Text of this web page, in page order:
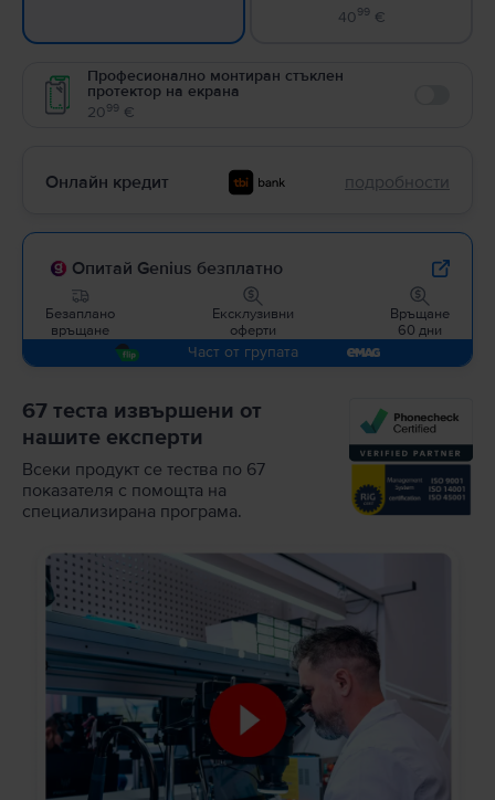
4099€
Професионално монтиран стъклен
протектор на екрана
2099 €
Онлайн кредит подробности
Опитай Genius безплатно
Безаплано
връщане
Ексклузивни
оферти
Връщане
60 дни
Част от групата
67 теста извършени от
нашите експерти
Всеки продукт се тества по 67
показателя с помощта на
специализирана програма.